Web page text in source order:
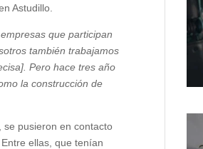
Astudillo.
que participan
también trabajamos
Pero hace tres año
la construcción de
se pusieron en contacto
ellas, que tenían